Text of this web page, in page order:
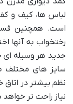
لباس ها، کیف و
است. همچنین
رختخواب به آنها
جدید هر وسیله ای
سایز های مختلف
نظم بیشتر در
نیاز راحت تر خواهد